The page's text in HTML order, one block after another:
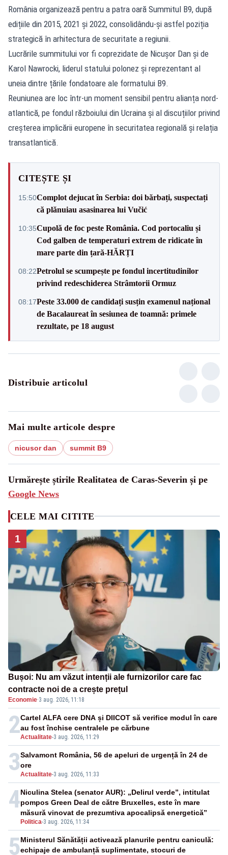
România organizează pentru a patra oară Summitul B9, după
edițiile din 2015, 2021 și 2022, consolidându-și astfel poziția
strategică în arhitectura de securitate a regiunii.
Lucrările summitului vor fi coprezidate de Nicușor Dan și de
Karol Nawrocki, liderul statului polonez și reprezentant al
uneia dintre țările fondatoare ale formatului B9.
Reuniunea are loc într-un moment sensibil pentru alianța nord-
atlantică, pe fondul războiului din Ucraina și al discuțiilor privind
creșterea implicării europene în securitatea regională și relația
transatlantică.
CITEȘTE ȘI
15:50Complot dejucat în Serbia: doi bărbați, suspectați
că plănuiau asasinarea lui Vučić
10:35Cupolă de foc peste România. Cod portocaliu și
Cod galben de temperaturi extrem de ridicate în
mare parte din țară-HĂRȚI
08:22Petrolul se scumpește pe fondul incertitudinilor
privind redeschiderea Strâmtorii Ormuz
08:17Peste 33.000 de candidați susțin examenul național
de Bacalaureat în sesiunea de toamnă: primele
rezultate, pe 18 august
Distribuie articolul
Mai multe articole despre
nicusor dan summit B9
Urmărește știrile Realitatea de Caras-Severin și pe
Google News
CELE MAI CITITE
1
Bușoi: Nu am văzut intenții ale furnizorilor care fac
contracte noi de a crește prețul
Economie·3 aug. 2026, 11:18
2Actualitate-3 aug. 2026, 11:29
Cartel ALFA cere DNA și DIICOT să verifice modul în care
au fost închise centralele pe cărbune
3Actualitate-3 aug. 2026, 11:33
Salvamont România, 56 de apeluri de urgență în 24 de
ore
4
Politica-3 aug. 2026, 11:34
Niculina Stelea (senator AUR): „Delirul verde”, intitulat
pompos Green Deal de către Bruxelles, este în mare
măsură vinovat de prezumtiva apocalipsă energetică”
5Ministerul Sănătății activează planurile pentru caniculă:
echipaje de ambulanță suplimentate, stocuri de